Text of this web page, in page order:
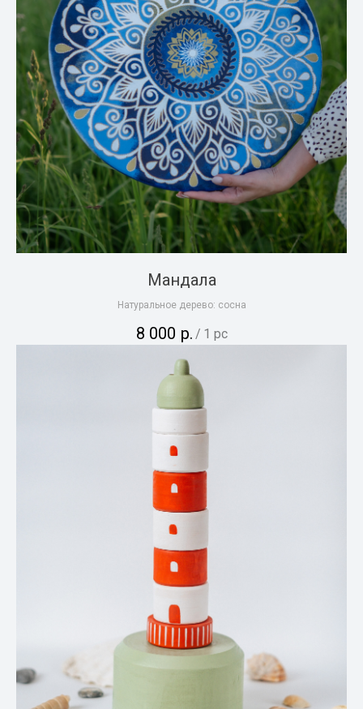
Мандала
Натуральное дерево: сосна
8 000 р. / 1 pc